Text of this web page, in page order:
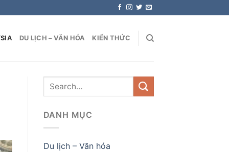
DU LỊCH – VĂN HÓA KIẾN THỨC
DANH MỤC
Du lịch – Văn hóa